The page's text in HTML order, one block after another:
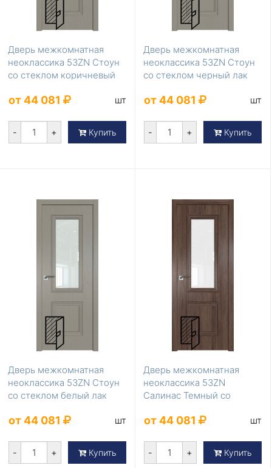
Дверь межкомнатная
неоклассика 53ZN Стоун
со стеклом коричневый
от 44 081 шт
- + Купить
Дверь межкомнатная
неоклассика 53ZN Стоун
со стеклом черный лак
от 44 081 шт
- + Купить
Дверь межкомнатная
неоклассика 53ZN Стоун
со стеклом белый лак
от 44 081 шт
- + Купить
Дверь межкомнатная
неоклассика 53ZN
Салинас Темный со
от 44 081 шт
- + Купить